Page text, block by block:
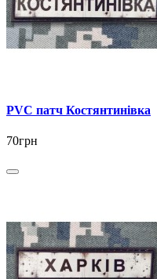
PVC патч Костянтинівка
70грн